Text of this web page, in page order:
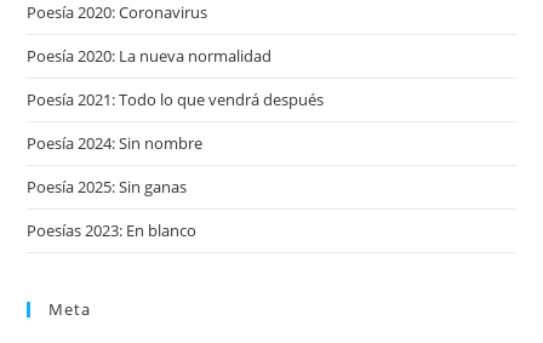
Poesía 2020: Coronavirus
Poesía 2020: La nueva normalidad
Poesía 2021: Todo lo que vendrá después
Poesía 2024: Sin nombre
Poesía 2025: Sin ganas
Poesías 2023: En blanco
Meta